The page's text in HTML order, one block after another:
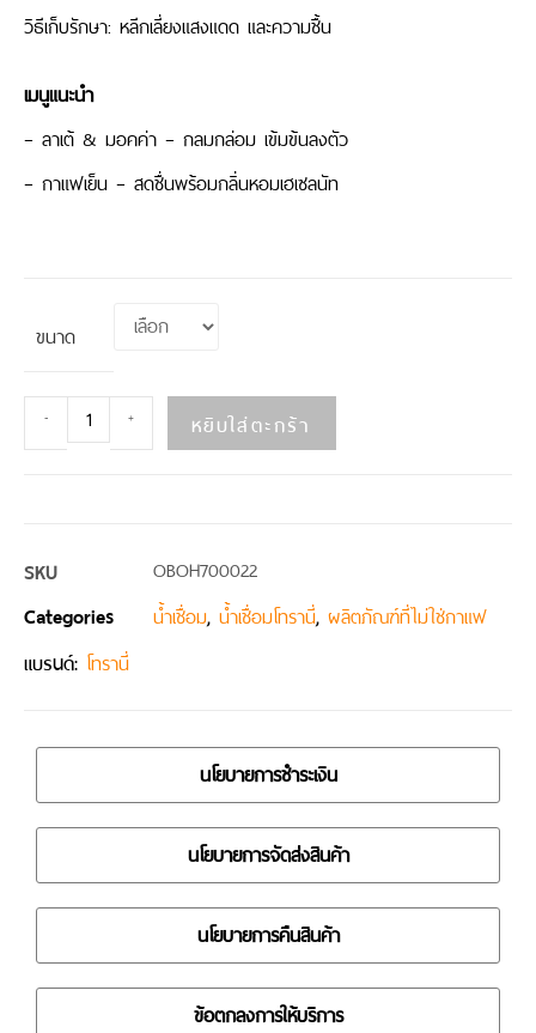
วิธีเก็บรักษา: หลีกเลี่ยงแสงแดด และความชื้น
เมนูแนะนำ
– ลาเต้ & มอคค่า – กลมกล่อม เข้มข้นลงตัว
– กาแฟเย็น – สดชื่นพร้อมกลิ่นหอมเฮเซลนัท
ขนาด
- + หยิบใส่ตะกร้า
SKU OBOH700022
Categories น้ำเชื่อม, น้ำเชื่อมโทรานี่, ผลิตภัณฑ์ที่ไม่ใช่กาแฟ
แบรนด์: โทรานี่
นโยบายการชำระเงิน
นโยบายการจัดส่งสินค้า
นโยบายการคืนสินค้า
ข้อตกลงการให้บริการ